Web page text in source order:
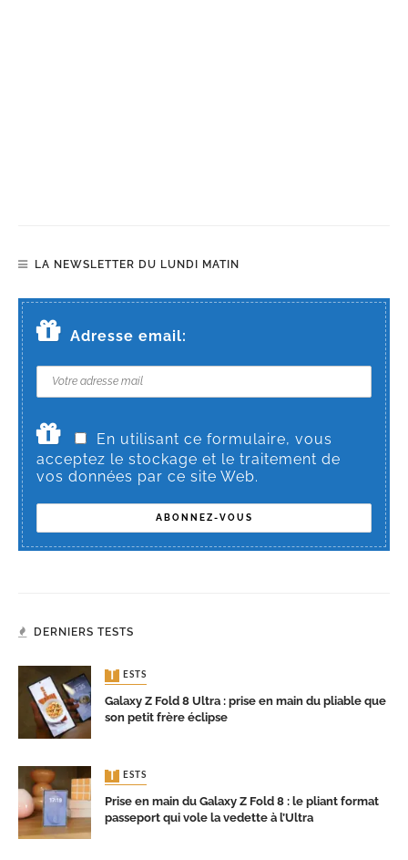
LA NEWSLETTER DU LUNDI MATIN
Adresse email:
En utilisant ce formulaire, vous
acceptez le stockage et le traitement de
vos données par ce site Web.
DERNIERS TESTS
TESTS
Galaxy Z Fold 8 Ultra : prise en main du pliable que
son petit frère éclipse
TESTS
Prise en main du Galaxy Z Fold 8 : le pliant format
passeport qui vole la vedette à l’Ultra